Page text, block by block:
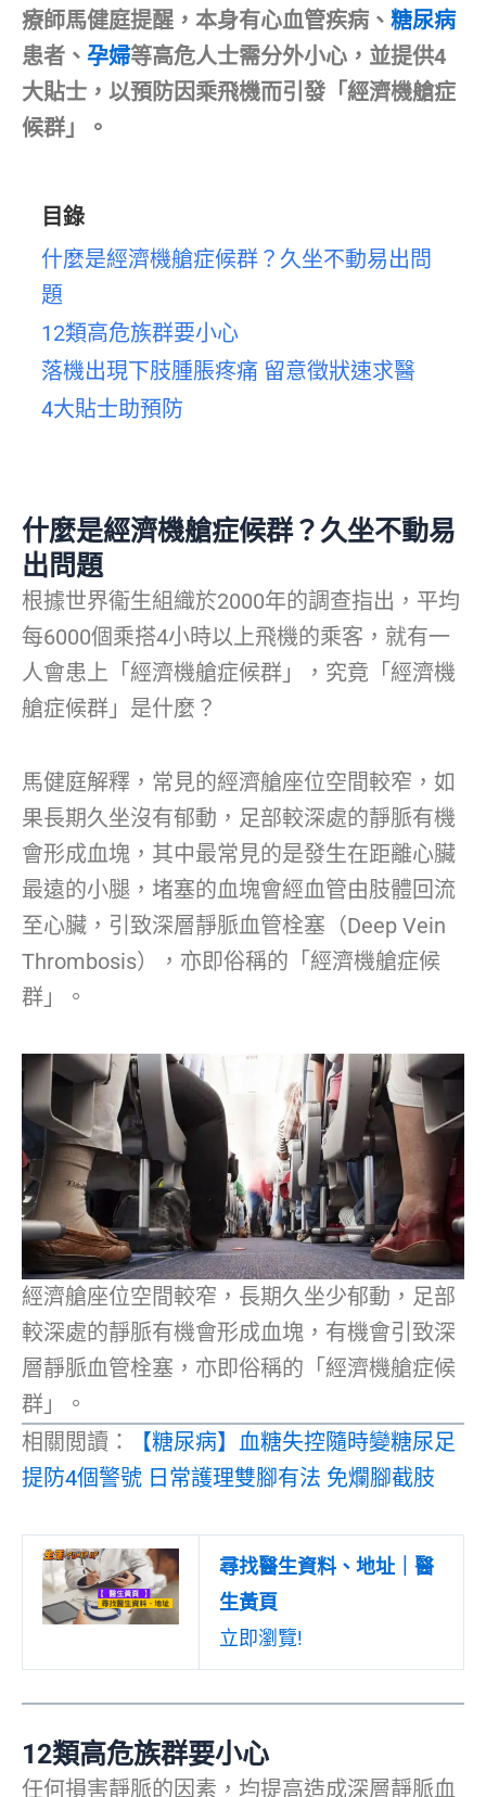
療師馬健庭提醒，本身有心血管疾病、 糖尿病
患者、 孕婦等高危人士需分外小心，並提供4
大貼士，以預防因乘飛機而引發「經濟機艙症
候群」。
目錄
什麼是經濟機艙症候群？久坐不動易出問
題
12類高危族群要小心
落機出現下肢腫脹疼痛 留意徵狀速求醫
4大貼士助預防
什麼是經濟機艙症候群？久坐不動易
出問題
根據世界衞生組織於2000年的調查指出，平均
每6000個乘搭4小時以上飛機的乘客，就有一
人會患上「經濟機艙症候群」，究竟「經濟機
艙症候群」是什麼？
馬健庭解釋，常見的經濟艙座位空間較窄，如
果長期久坐沒有郁動，足部較深處的靜脈有機
會形成血塊，其中最常見的是發生在距離心臟
最遠的小腿，堵塞的血塊會經血管由肢體回流
至心臟，引致深層靜脈血管栓塞（Deep Vein
Thrombosis），亦即俗稱的「經濟機艙症候
群」。
經濟艙座位空間較窄，長期久坐少郁動，足部
較深處的靜脈有機會形成血塊，有機會引致深
層靜脈血管栓塞，亦即俗稱的「經濟機艙症候
群」。
相關閲讀：
【糖尿病】血糖失控隨時變糖尿足
提防4個警號 日常護理雙腳有法 免爛腳截肢
尋找醫生資料、地址｜醫
生黃頁
立即瀏覽!
12類高危族群要小心
任何損害靜脈的因素，均提高造成深層靜脈血